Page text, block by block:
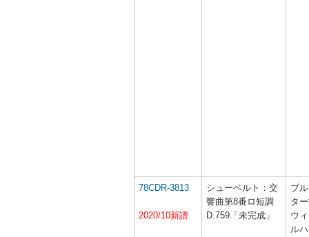
78CDR-3813
2020/10新譜
シューベルト：交
響曲第8番ロ短調
D.759「未完成」
ブ
タ
ウ
ル